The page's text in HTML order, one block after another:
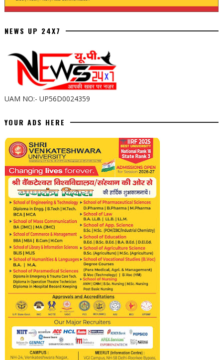
NEWS UP 24X7
UAM NO:- UP56D0024359
YOUR ADS HERE